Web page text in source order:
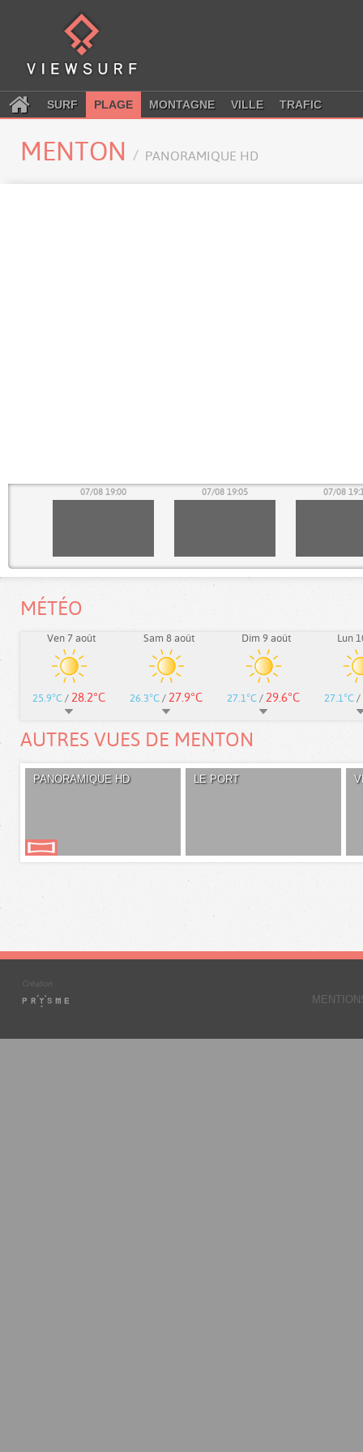
SURF PLAGE MONTAGNE VILLE TRAFIC
MENTON PANORAMIQUE HD
07/08 19:00 07/08 19:05 07/08
MÉTÉO
Ven 7 août
25.9°C / 28.2°C
Sam 8 août
26.3°C / 27.9°C
Dim 9 août
27.1°C / 29.6°C
Lun
27.1°C /
AUTRES VUES DE MENTON
PANORAMIQUE HD LE PORT